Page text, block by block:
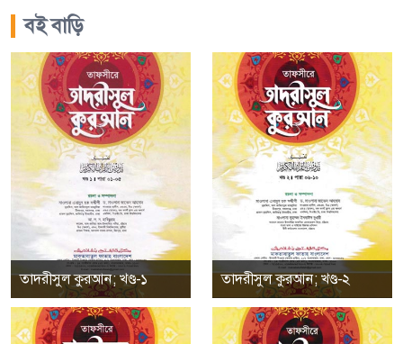
বই বাড়ি
তাদরীসুল কুরআন; খণ্ড-১ তাদরীসুল কুরআন; খণ্ড-২